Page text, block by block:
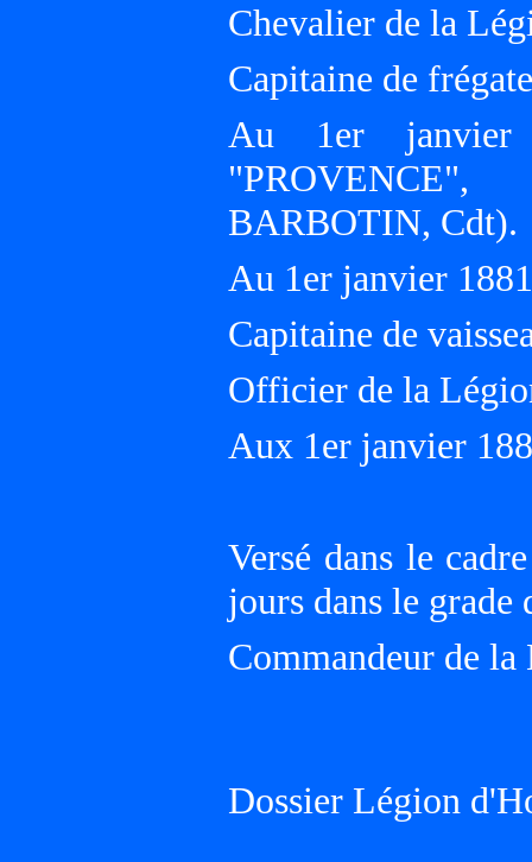
Chevalier de la
Capitaine de
Au 1er janvier
"PROVENCE",
BARBOTIN, Cdt).
Au 1er janvier
Capitaine de
Officier de la
Aux 1er janvier
Versé dans le
jours dans le grade
Commandeur de
Dossier Légion